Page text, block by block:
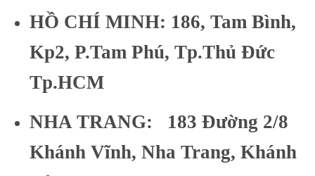
HỒ CHÍ MINH: 186, Tam Bình,
Kp2, P.Tam Phú, Tp.Thủ Đức
Tp.HCM
NHA TRANG: 183 Đường 2/8
Khánh Vĩnh, Nha Trang, Khánh